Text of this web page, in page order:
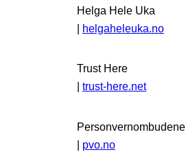
Helga Hele Uka
| helgaheleuka.no
Trust Here
| trust-here.net
Personvernombudene
| pvo.no